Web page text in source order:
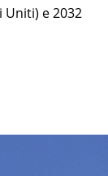
Uniti) e 2032